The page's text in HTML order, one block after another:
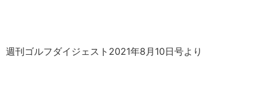
週刊ゴルフダイジェスト2021年8月10日号より